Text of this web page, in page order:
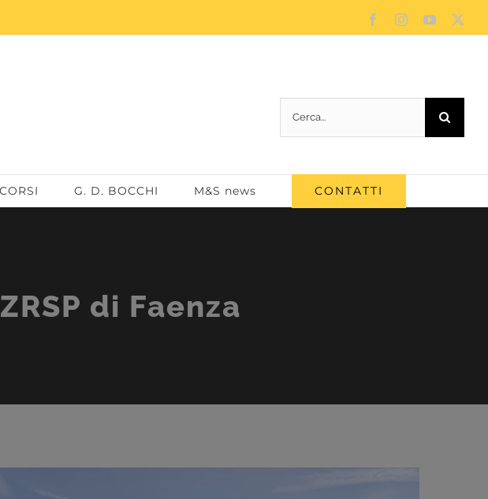
FacebookInstagramYouTube
per:
CORSI G. D. BOCCHI M&S news CONTATTI
di Faenza